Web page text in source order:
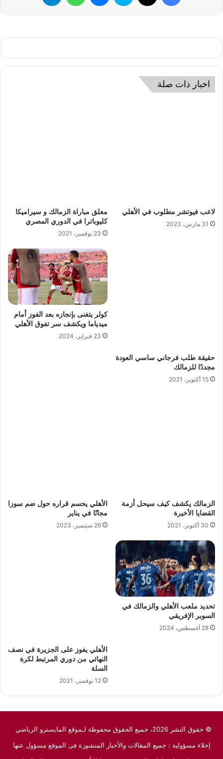
اخبار ذات صلة
لاعب فيوتشر مطلوب في الأهلي
31 مارس، 2023
معلق مباراة الزمالك و سيراميكا
كليوباترا في الدوري المصري
23 نوفمبر، 2021
حقيقة طلب فرجاني ساسي العودة
مجددًا للزمالك
15 أكتوبر، 2021
كولر يتغنى بإنجازه بعد الفوز أمام
ميدياما ويكشف سر تفوق الأهلي
23 فبراير، 2024
الزمالك يكشف كيف سيحل أزمة
القضايا الأخيرة
30 أكتوبر، 2021
الأهلي يحسم قراره حول ضم سوزا
مجانًا في يناير
26 سبتمبر، 2023
تحديد ملعب الأهلي والزمالك في
السوبر الإفريقي
28 أغسطس، 2024
الأهلي يفوز على الجزيرة في نصف
النهائي من دوري المرتبط لكرة
السلة
12 نوفمبر، 2021
© حقوق النشر 2026، جميع الحقوق محفوظة لـموقع المايسترو الرياضي
إخلاء مسؤولية : جميع المقالات والأخبار المنشورة فى الموقع مسؤول عنها